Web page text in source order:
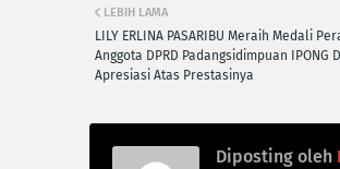
LEBIH LAMA
LILY ERLINA PASARIBU Meraih Medali
Anggota DPRD Padangsidimpuan IPONG
Apresiasi Atas Prestasinya
Diposting oleh